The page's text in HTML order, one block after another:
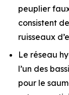
peuplier
consistent
ruisseaux
Le réseau
l’un des
pour le